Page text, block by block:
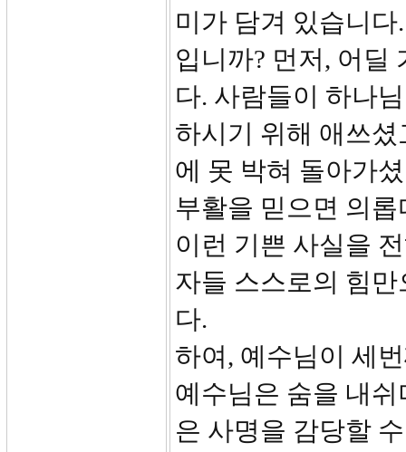
미가 담겨 있습니
입니까? 먼저, 어딜
다. 사람들이 하나
하시기 위해 애쓰
에 못 박혀 돌아가
부활을 믿으면 의
이런 기쁜 사실을
자들 스스로의 힘
다.
하여, 예수님이 세
예수님은 숨을 내
은 사명을 감당할